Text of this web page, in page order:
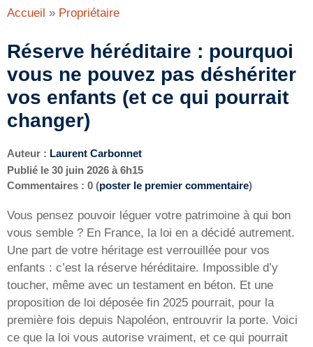
Accueil » Propriétaire
Réserve héréditaire : pourquoi
vous ne pouvez pas déshériter
vos enfants (et ce qui pourrait
changer)
Auteur : Laurent Carbonnet
Publié le 30 juin 2026 à 6h15
Commentaires : 0 (poster le premier commentaire)
Vous pensez pouvoir léguer votre patrimoine à qui bon
vous semble ? En France, la loi en a décidé autrement.
Une part de votre héritage est verrouillée pour vos
enfants : c’est la réserve héréditaire. Impossible d’y
toucher, même avec un testament en béton. Et une
proposition de loi déposée fin 2025 pourrait, pour la
première fois depuis Napoléon, entrouvrir la porte. Voici
ce que la loi vous autorise vraiment, et ce qui pourrait